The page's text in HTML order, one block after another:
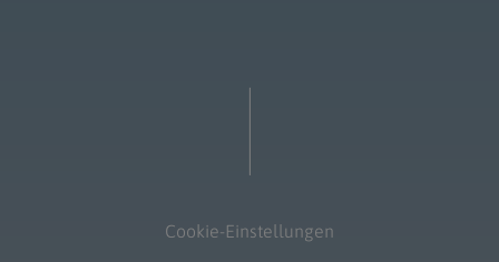
Cookie-Einstellungen